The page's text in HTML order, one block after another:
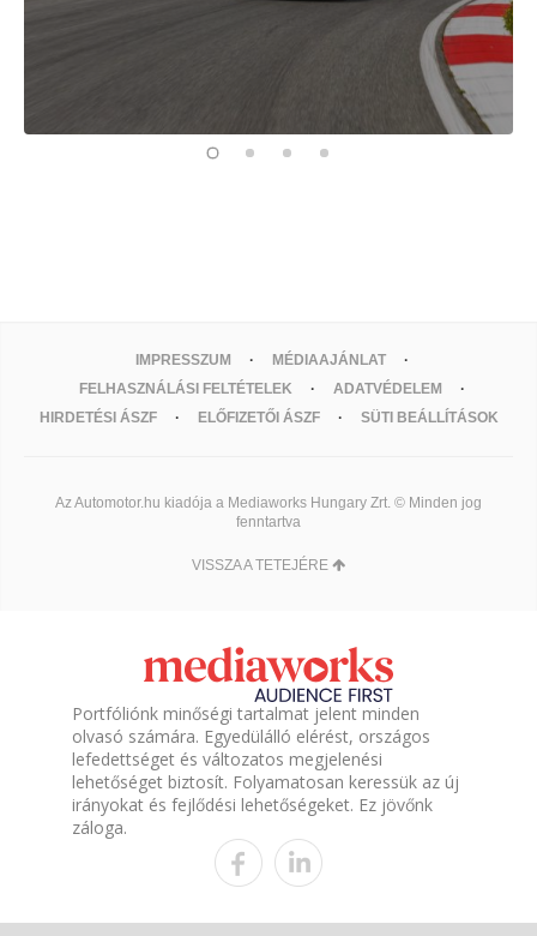
IMPRESSZUM
MÉDIAAJÁNLAT
FELHASZNÁLÁSI FELTÉTELEK
ADATVÉDELEM
HIRDETÉSI ÁSZF
ELŐFIZETŐI ÁSZF SÜTI BEÁLLÍTÁSOK
Az Automotor.hu kiadója a Mediaworks Hungary Zrt. © Minden jog
fenntartva
VISSZA A TETEJÉRE
Portfóliónk minőségi tartalmat jelent minden
olvasó számára. Egyedülálló elérést, országos
lefedettséget és változatos megjelenési
lehetőséget biztosít. Folyamatosan keressük az új
irányokat és fejlődési lehetőségeket. Ez jövőnk
záloga.